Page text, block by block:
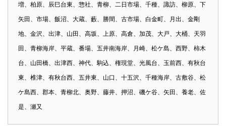
増、柏原、辰巳台東、惣社、青柳、二日市場、千種、諏訪、柳原、下
矢田、市場、飯沼、大蔵、藪、勝間、古市場、白金町、月出、金剛
地、金沢、出津、山田、高坂、上原、高倉、加茂、大戸、大桶、天羽
田、青柳海岸、平蔵、番場、五井南海岸、月崎、松ケ島、西野、柿木
台、山田橋、出津西、神代、駒込、権現堂、光風台、玉前西、有秋台
東、椎津、有秋台西、五井東、山口、十五沢、千種海岸、古敷谷、松
ケ島西、郡本、青柳北、奥野、藤井、押沼、磯ケ谷、矢田、養老、佐
是、瀬又